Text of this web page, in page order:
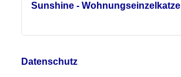
Sunshine - Wohnungseinzelkatze
Datenschutz